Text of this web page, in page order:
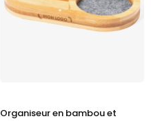
Organiseur en bambou et